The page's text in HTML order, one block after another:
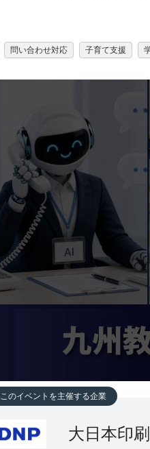
問い合わせ対応 子育て支援
このイベントを主催する企業
大日本印